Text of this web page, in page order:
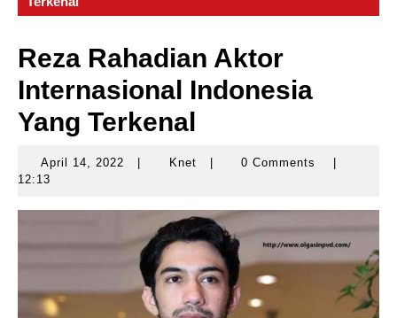
Reza Rahadian Aktor
Internasional Indonesia
Yang Terkenal
April 14, 2022
April
Knet Knet 0 Comments
12:13